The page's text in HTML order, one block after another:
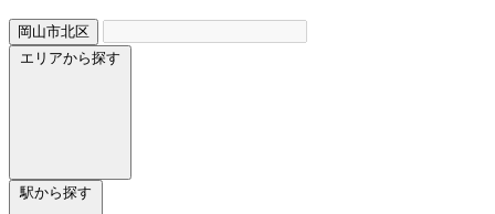
岡山市北区
エリアから探す
駅から探す